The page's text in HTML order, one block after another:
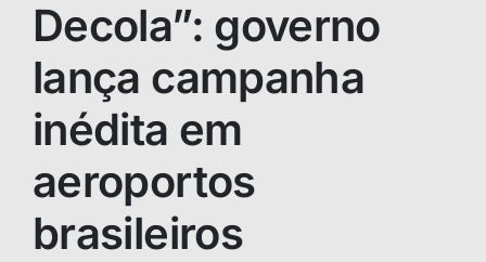
Decola”: governo
lança campanha
inédita em
aeroportos
brasileiros